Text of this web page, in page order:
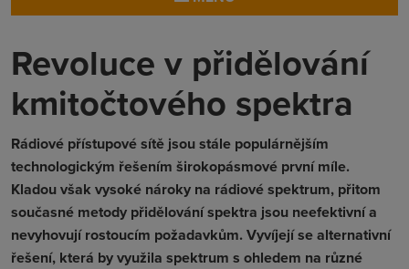
Revoluce v přidělování
kmitočtového spektra
Rádiové přístupové sítě jsou stále populárnějším
technologickým řešením širokopásmové první míle.
Kladou však vysoké nároky na rádiové spektrum, přitom
současné metody přidělování spektra jsou neefektivní a
nevyhovují rostoucím požadavkům. Vyvíjejí se alternativní
řešení, která by využila spektrum s ohledem na různé